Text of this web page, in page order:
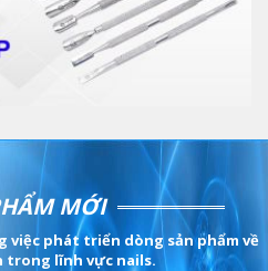
MỚI
việc phát triển dòng sản phẩm về
trong lĩnh vực nails.